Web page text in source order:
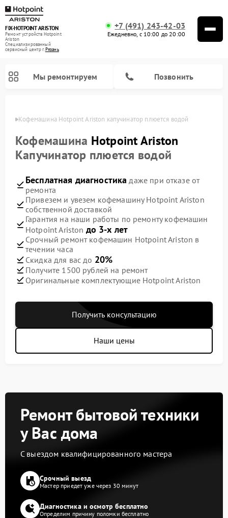
FIX-HOTPOINT ARISTON
Ремонт устройств Hotpoint
Ariston
Специализированный
cервисный центр г.Рязань
+7 (491) 243-42-03
Ежедневно, с 10:00 до 20:00
Мы ремонтируем Позвонить
Кофемашина Hotpoint Ariston капучинатор плюется водой
Кофемашина Hotpoint Ariston
Капучинатор плюется водой
Бесплатная диагностика даже при отказе от
ремонта
Привезем и увезем кофемашину Hotpoint Ariston
собственной доставкой
Гарантия на наши работы по ремонту кофемашин
Hotpoint Ariston до 3-х лет
Срочный ремонт кофемашин Hotpoint Ariston в
течении часа
Скидка для вас до 20%
Получите 1500 рублей на ремонт
Оригинальные комплектующие Hotpoint Ariston
Получить консультацию
Наши цены
Ремонт бытовой техники
у Вас дома
С выездом квалифицированного мастера
Срочный выезд
Мастер приедет уже через 30 минут
Диагностика и осмотр бесплатно
Определим причину поломки бесплатно